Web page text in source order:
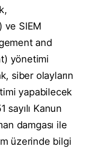
SIEM
and
yönetimi
siber olayların
yapabilecek
Kanun
damgası ile
üzerinde bilgi